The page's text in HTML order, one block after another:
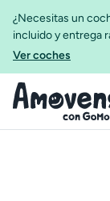
¿Necesitas un
incluido y entrega
Ver coches